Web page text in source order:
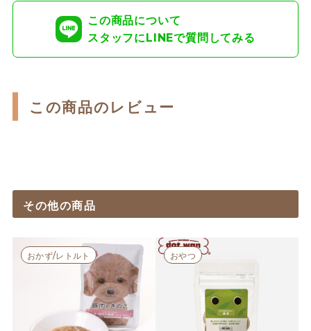
この商品について
スタッフにLINEで質問してみる
この商品のレビュー
その他の商品
おかず/レトルト おやつ